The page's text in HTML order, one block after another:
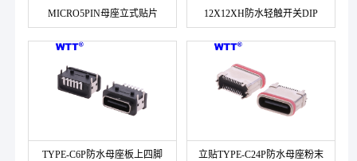
MICRO5PIN母座立式贴片 12X12XH防水轻触开关DIP
TYPE-C6P防水母座板上四脚 立贴TYPE-C24P防水母座粉末